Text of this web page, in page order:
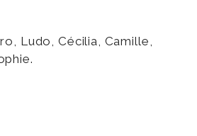
Ludo, Cécilia, Camille,